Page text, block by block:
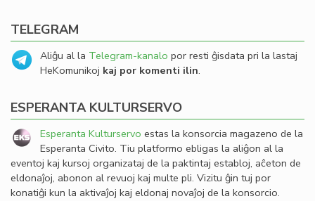
TELEGRAM
Aliĝu al la Telegram-kanalo por resti ĝisdata pri la lastaj
HeKomunikoj kaj por komenti ilin.
ESPERANTA KULTURSERVO
Esperanta Kulturservo estas la konsorcia magazeno de la
Esperanta Civito. Tiu platformo ebligas la aliĝon al la
eventoj kaj kursoj organizataj de la paktintaj establoj, aĉeton de
eldonaĵoj, abonon al revuoj kaj multe pli. Vizitu ĝin tuj por
konatiĝi kun la aktivaĵoj kaj eldonaj novaĵoj de la konsorcio.